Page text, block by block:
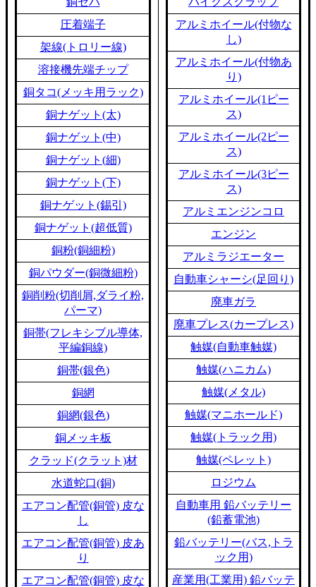
圧着端子
架線(トロリー線)
溶接機先端チップ
銅タコ(メッキ用ラック)
銅ナゲット(太)
銅ナゲット(中)
銅ナゲット(細)
銅ナゲット(下)
銅ナゲット(錫引)
銅ナゲット(超低質)
銅粉(銅細粉)
銅パウダー(銅微細粉)
銅削粉(切削屑,ダライ粉,
パーマ)
銅帯(フレキシブル導体,
平編銅線)
銅帯(銀色)
銅網
銅網(銀色)
銅メッキ板
クラッド(クラット)材
水道蛇口(銅)
エアコン配管(銅管) 皮な
し
エアコン配管(銅管) 皮あ
り
エアコン配管(銅管) 皮な
アルミホイール(付物な
し)
アルミホイール(付物あ
り)
アルミホイール(1ピー
ス)
アルミホイール(2ピー
ス)
アルミホイール(3ピー
ス)
アルミエンジンコロ
エンジン
アルミラジエーター
自動車シャーシ(足回り)
廃車ガラ
廃車プレス(カープレス)
触媒(自動車触媒)
触媒(ハニカム)
触媒(メタル)
触媒(マニホールド)
触媒(トラック用)
触媒(ペレット)
ロジウム
自動車用 鉛バッテリー
(鉛蓄電池)
鉛バッテリー(バス,トラ
ック用)
産業用(工業用) 鉛バッテ